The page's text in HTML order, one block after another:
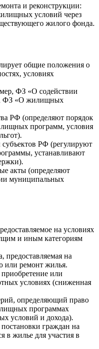
и реконструкции:
условий через
жилого фонда.
общие положения о
условиях
ФЗ «О содействии
ФЗ «О жилищных
РФ (определяют порядок
программ, условия
РФ (регулируют
устанавливают
акты (определяют
муниципальных
на условиях
и иным категориям
предоставляемая на
или ремонт жилья.
или
условиях (сниженная
определяющий право
программах
условий и дохода).
граждан на
в жилье для участия в